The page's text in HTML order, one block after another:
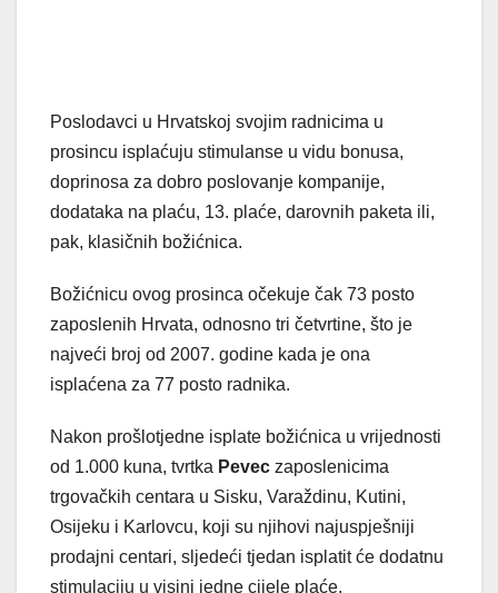
Poslodavci u Hrvatskoj svojim radnicima u
prosincu isplaćuju stimulanse u vidu bonusa,
doprinosa za dobro poslovanje kompanije,
dodataka na plaću, 13. plaće, darovnih paketa ili,
pak, klasičnih božićnica.
Božićnicu ovog prosinca očekuje čak 73 posto
zaposlenih Hrvata, odnosno tri četvrtine, što je
najveći broj od 2007. godine kada je ona
isplaćena za 77 posto radnika.
Nakon prošlotjedne isplate božićnica u vrijednosti
od 1.000 kuna, tvrtka Pevec zaposlenicima
trgovačkih centara u Sisku, Varaždinu, Kutini,
Osijeku i Karlovcu, koji su njihovi najuspješniji
prodajni centari, sljedeći tjedan isplatit će dodatnu
stimulaciju u visini jedne cijele plaće.